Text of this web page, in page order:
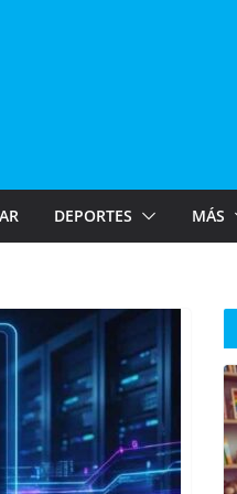
DEPORTES MÁS